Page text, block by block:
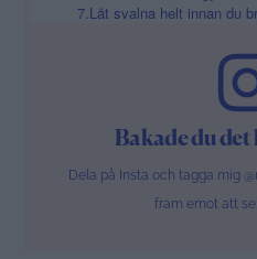
7.Låt svalna helt innan du
Bakade du det
Dela på Insta och tagga mig
fram emot att